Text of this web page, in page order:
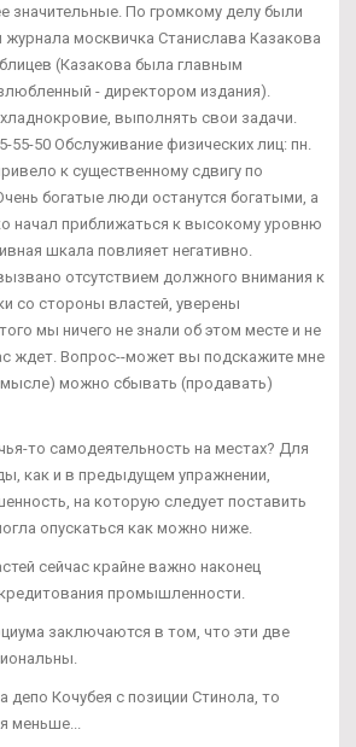
значительные. По громкому делу были
москвичка Станислава Казакова
(Казакова была главным
- директором издания).
выполнять свои задачи.
55-50 Обслуживание физических лиц: пн.
к существенному сдвигу по
богатые люди останутся богатыми, а
начал приближаться к высокому уровню
шкала повлияет негативно.
отсутствием должного внимания к
со стороны властей, уверены
мы ничего не знали об этом месте и не
ждет. Вопрос--может вы подскажите мне
можно сбывать (продавать)
то самодеятельность на местах? Для
как и в предыдущем упражнении,
на которую следует поставить
опускаться как можно ниже.
сейчас крайне важно наконец
промышленности.
заключаются в том, что эти две
депо Кочубея с позиции Стинола, то
меньше...